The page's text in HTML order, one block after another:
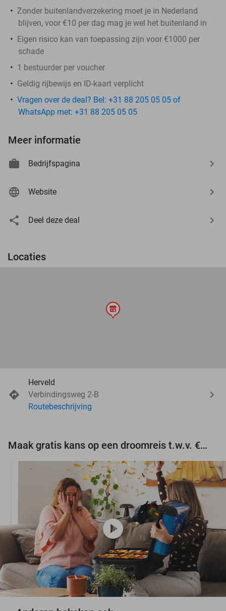
Zonder buitenlandverzekering moet je in Nederland
blijven, voor €10 per dag mag je wel het buitenland in
Eigen risico kan van toepassing zijn voor €1000 per
schade
1 bestuurder per voucher
Geldig rijbewijs en ID-kaart verplicht
Vragen over de deal? Bel: +31 88 205 05 05 of
WhatsApp met: +31 88 205 05 05
Meer informatie
Bedrijfspagina
Website
Deel deze deal
Locaties
store
Herveld
Verbindingsweg 2-B
Routebeschrijving
Maak gratis kans op een droomreis t.w.v. €3.000!
play_circle